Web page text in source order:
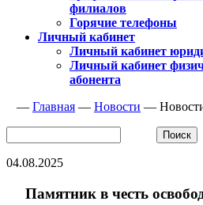
филиалов
Горячие телефоны
Личный кабинет
Личный кабинет
Личный кабинет
абонента
— Главная — Новости —
04.08.2025
Памятник в честь